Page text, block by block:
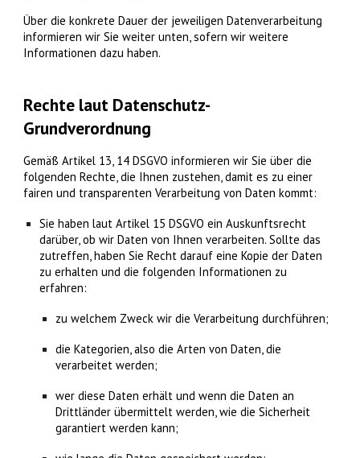
Über die konkrete Dauer der jeweiligen Datenverarbeitung
informieren wir Sie weiter unten, sofern wir weitere
Informationen dazu haben.
Rechte laut Datenschutz-
Grundverordnung
Gemäß Artikel 13, 14 DSGVO informieren wir Sie über die
folgenden Rechte, die Ihnen zustehen, damit es zu einer
fairen und transparenten Verarbeitung von Daten kommt:
Sie haben laut Artikel 15 DSGVO ein Auskunftsrecht
darüber, ob wir Daten von Ihnen verarbeiten. Sollte das
zutreffen, haben Sie Recht darauf eine Kopie der Daten
zu erhalten und die folgenden Informationen zu
erfahren:
zu welchem Zweck wir die Verarbeitung durchführen;
die Kategorien, also die Arten von Daten, die
verarbeitet werden;
wer diese Daten erhält und wenn die Daten an
Drittländer übermittelt werden, wie die Sicherheit
garantiert werden kann;